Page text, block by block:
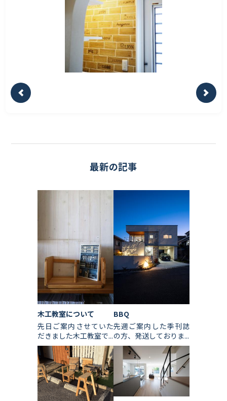
最新の記事
木工教室について
先日ご案内させていた
だきました木工教室で...
BBQ
先週ご案内した季刊誌
の方、発送しておりま...